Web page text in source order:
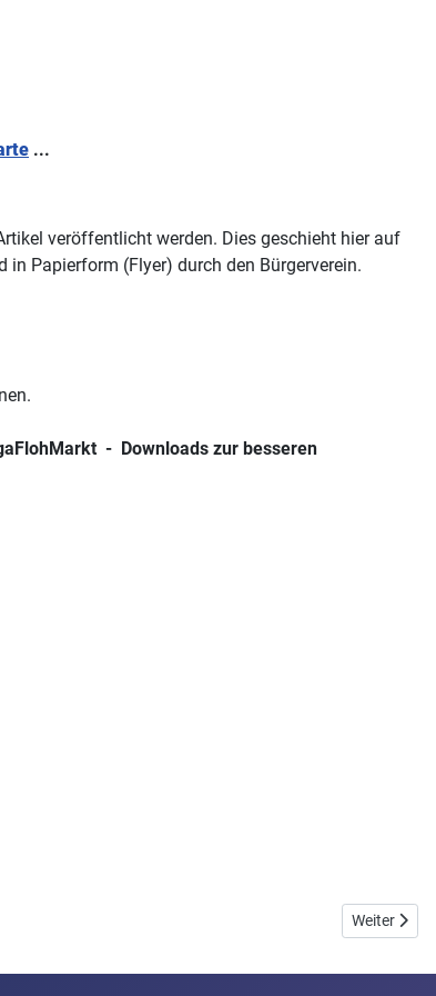
...
veröffentlicht werden. Dies geschieht hier auf
in Papierform (Flyer) durch den Bürgerverein.
- Downloads zur besseren
Nächster
Weiter